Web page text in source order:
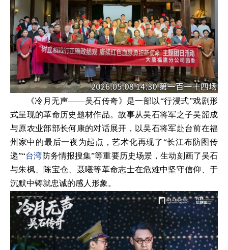
《冷月无声——吴石传奇》是一部以“行浸式”戏剧形
式呈现的革命历史题材作品。故事从吴石将军之子吴韶成
与原农业部部长何康的对话展开，以吴石将军赴台前在福
州家中的最后一夜为起点，艺术化再现了“长江布防图传
递”“台湾防务情报搜集”等重要历史场景，生动刻画了吴石
与朱枫、陈宝仓、聂曦等革命志士在危难中坚守信仰、于
沉默中铸就忠诚的感人形象。